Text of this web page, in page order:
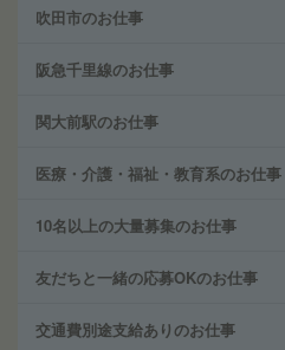
吹田市のお仕事
阪急千里線のお仕事
関大前駅のお仕事
医療・介護・福祉・教育系のお仕事
10名以上の大量募集のお仕事
友だちと一緒の応募OKのお仕事
交通費別途支給ありのお仕事